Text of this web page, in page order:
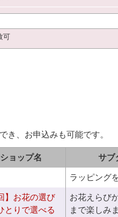
可
き、お申込みも可能です。
ョップ名 サブ
ラッピング
】お花の選び
とりで選べる
お花えらび
まで楽しみ